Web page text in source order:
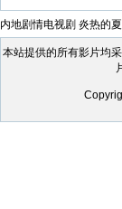
内地剧情电视剧 炎热的
本站提供的所有影片均